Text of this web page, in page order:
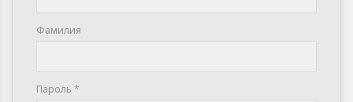
Фамилия
Пароль *